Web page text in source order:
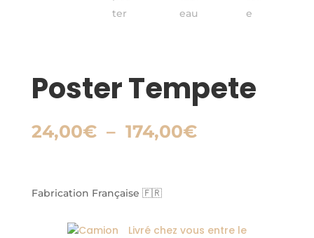
Poster Tempete
24,00€ – 174,00€Plage
Fabrication Française 🇫🇷
Livré chez vous entre le